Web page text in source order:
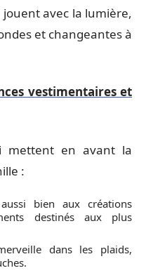
jouent avec la lumière,
et changeantes à
vestimentaires et
mettent en avant la
:
aussi bien aux créations
destinés aux plus
dans les plaids,